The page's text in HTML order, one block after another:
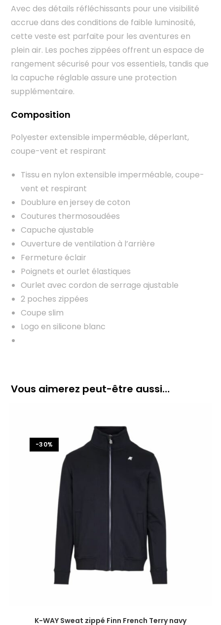
Avec des détails réfléchissants pour une visibilité
accrue dans des conditions de faible luminosité,
cette veste est parfaite pour les aventures en
plein air. Les poches zippées offrent un espace de
rangement sécurisé pour vos essentiels, tandis que
la capuche réglable assure une protection
supplémentaire.
Composition
Polyester extensible imperméable, déperlant,
coupe-vent et respirant
Tissu en nylon extensible imperméable, coupe-
vent et respirant
Doublure en jersey de coton
Coutures thermosoudées
Capuche ajustable
Ouverture de ventilation à l’arrière
Fermeture éclair
Poignets et ourlet élastiques
Ourlet avec cordon de serrage ajustable
2 poches zippées
Coupe slim
Logo en silicone blanc
Vous aimerez peut-être aussi…
-30%
K-WAY Sweat zippé Finn French Terry navy